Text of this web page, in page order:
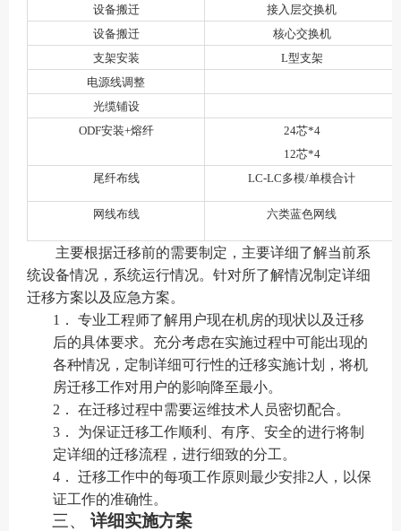
设备搬迁
接入层交换机
设备搬迁
核心交换机
支架安装
L型支架
电源线调整
光缆铺设
ODF安装+熔纤
24芯*4
12芯*4
尾纤布线
LC-LC多模/单模合计
网线布线 六类蓝色网线
主要根据迁移前的需要制定，主要详细了解当前系
统设备情况，系统运行情况。针对所了解情况制定详细
迁移方案以及应急方案。
1． 专业工程师了解用户现在机房的现状以及迁移
后的具体要求。充分考虑在实施过程中可能出现的
各种情况，定制详细可行性的迁移实施计划，将机
房迁移工作对用户的影响降至最小。
2． 在迁移过程中需要运维技术人员密切配合。
3． 为保证迁移工作顺利、有序、安全的进行将制
定详细的迁移流程，进行细致的分工。
4． 迁移工作中的每项工作原则最少安排2人，以保
证工作的准确性。
三、 详细实施方案